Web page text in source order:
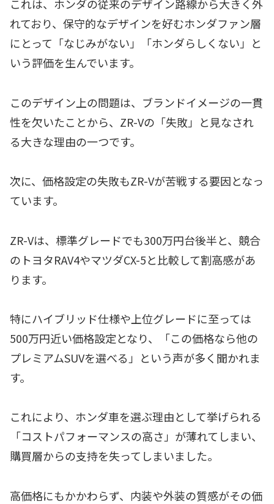
これは、ホンダの従来のデザイン路線から大きく外
れており、保守的なデザインを好むホンダファン層
にとって「なじみがない」「ホンダらしくない」と
いう評価を生んでいます。
このデザイン上の問題は、ブランドイメージの一貫
性を欠いたことから、ZR-Vの「失敗」と見なされ
る大きな理由の一つです。
次に、価格設定の失敗もZR-Vが苦戦する要因となっ
ています。
ZR-Vは、標準グレードでも300万円台後半と、競合
のトヨタRAV4やマツダCX-5と比較して割高感があ
ります。
特にハイブリッド仕様や上位グレードに至っては
500万円近い価格設定となり、「この価格なら他の
プレミアムSUVを選べる」という声が多く聞かれま
す。
これにより、ホンダ車を選ぶ理由として挙げられる
「コストパフォーマンスの高さ」が薄れてしまい、
購買層からの支持を失ってしまいました。
高価格にもかかわらず、内装や外装の質感がその価